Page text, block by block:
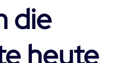
die
heute